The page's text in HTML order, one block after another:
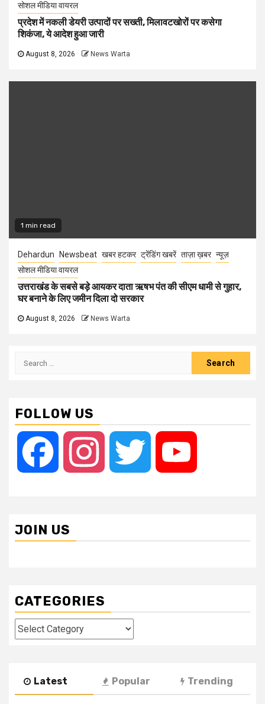
सोशल मीडिया वायरल
प्रदेश में नकली डेयरी उत्पादों पर सख्ती, मिलावटखोरों पर कसेगा
शिकंजा, ये आदेश हुआ जारी
August 8, 2026 News Warta
1 min read
Dehardun Newsbeat खबर हटकर ट्रेंडिंग खबरें ताज़ा ख़बर न्यूज़
सोशल मीडिया वायरल
उत्तराखंड के सबसे बड़े आयकर दाता ऋषभ पंत की सीएम धामी से गुहार,
घर बनाने के लिए जमीन दिला दो सरकार
August 8, 2026 News Warta
Search
FOLLOW US
Facebook Instagram Twitter
JOIN US
CATEGORIES
Categories
Latest Popular Trending